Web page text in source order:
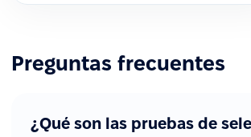
Preguntas frecuentes
¿Qué son las pruebas de